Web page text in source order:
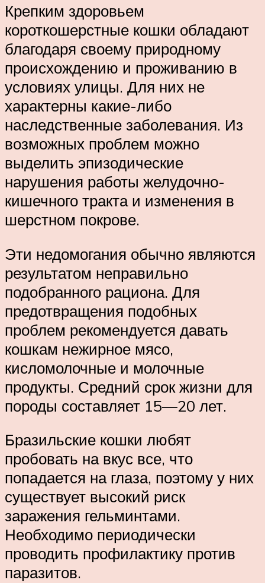
Крепким здоровьем
короткошерстные кошки обладают
благодаря своему природному
происхождению и проживанию в
условиях улицы. Для них не
характерны какие-либо
наследственные заболевания. Из
возможных проблем можно
выделить эпизодические
нарушения работы желудочно-
кишечного тракта и изменения в
шерстном покрове.
Эти недомогания обычно являются
результатом неправильно
подобранного рациона. Для
предотвращения подобных
проблем рекомендуется давать
кошкам нежирное мясо,
кисломолочные и молочные
продукты. Средний срок жизни для
породы составляет 15—20 лет.
Бразильские кошки любят
пробовать на вкус все, что
попадается на глаза, поэтому у них
существует высокий риск
заражения гельминтами.
Необходимо периодически
проводить профилактику против
паразитов.